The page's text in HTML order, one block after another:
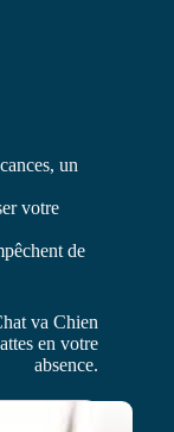
un
votre
de
va Chien
en votre
absence.